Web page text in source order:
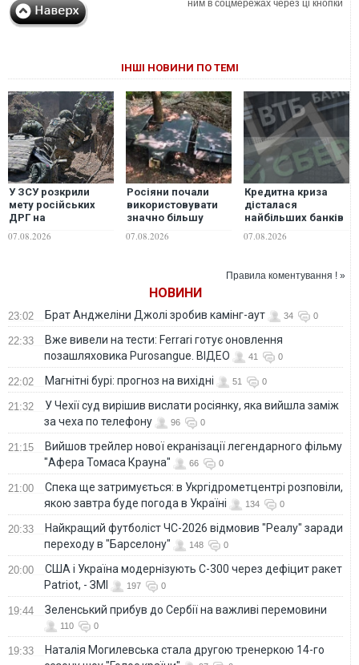
ним в соцмережах через ці кнопки
ІНШІ НОВИНИ ПО ТЕМІ
У ЗСУ розкрили
мету російських
ДРГ на
напрямку
07.08.2026
Росіяни почали
використовувати
значно більшу
"Гербера", - "Флеш"
07.08.2026
Кредитна криза
дісталася
найбільших банків
07.08.2026
Правила коментування ! »
НОВИНИ
23:02 Брат Анджеліни Джолі зробив камінг-аут 34 0
22:33
Вже вивели на тести: Ferrari готує оновлення
позашляховика Purosangue. ВІДЕО
41 0
22:02 Магнітні бурі: прогноз на вихідні 51 0
21:32
У Чехії суд вирішив вислати росіянку, яка вийшла заміж
за чеха по телефону
96 0
21:15
Вийшов трейлер нової екранізації легендарного фільму
"Афера Томаса Крауна"
66 0
21:00
Спека ще затримується: в Укргідрометцентрі розповіли,
якою завтра буде погода в Україні
134 0
20:33
Найкращий футболіст ЧС-2026 відмовив "Реалу" заради
переходу в "Барселону"
148 0
20:00
США і Україна модернізують С-300 через дефіцит ракет
Patriot, - ЗМІ
197 0
19:44 Зеленський прибув до Сербії на важливі перемовини
110 0
19:33
Наталія Могилевська стала другою тренеркою 14-го